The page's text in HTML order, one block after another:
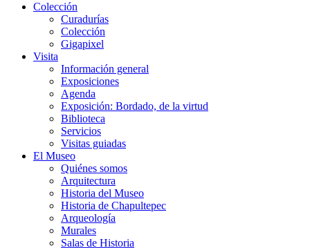
Colección
Curadurías
Colección
Gigapixel
Visita
Información general
Exposiciones
Agenda
Exposición: Bordado, de la virtud
Biblioteca
Servicios
Visitas guiadas
El Museo
Quiénes somos
Arquitectura
Historia del Museo
Historia de Chapultepec
Arqueología
Murales
Salas de Historia